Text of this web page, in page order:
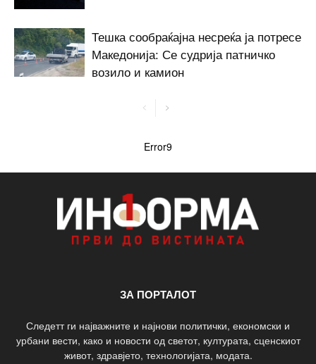
Тешка сообраќајна несреќа ја потресе
Македонија: Се судрија патничко
возило и камион
Error9
ЗА ПОРТАЛОТ
Следетт ги најважните и најнови политички, економски и
урбани вести, како и новости од светот, културата, сценскиот
живот, здравјето, технологијата, модата.